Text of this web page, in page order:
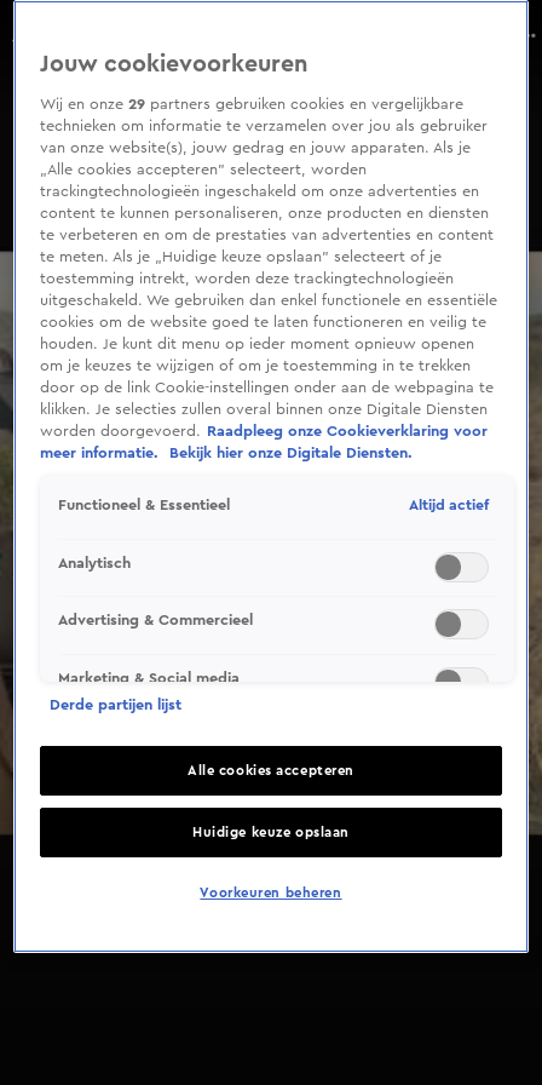
Annechien Steenhuizen deelt beelden van haar rondreis door Afrika
Aflevering 322, Seizoen 2024
of
seconds
Jouw cookievoorkeuren
Wij en onze29 partners gebruiken cookies en vergelijkbare
technieken om informatie te verzamelen over jou als gebruiker
van onze website(s), jouw gedrag en jouw apparaten. Als je
„Alle cookies accepteren” selecteert, worden
trackingtechnologieën ingeschakeld om onze advertenties en
content te kunnen personaliseren, onze producten en diensten
te verbeteren en om de prestaties van advertenties en content
te meten. Als je „Huidige keuze opslaan” selecteert of je
toestemming intrekt, worden deze trackingtechnologieën
uitgeschakeld. We gebruiken dan enkel functionele en essentiële
cookies om de website goed te laten functioneren en veilig te
houden. Je kunt dit menu op ieder moment opnieuw openen
om je keuzes te wijzigen of om je toestemming in te trekken
door op de link Cookie-instellingen onder aan de webpagina te
klikken. Je selecties zullen overal binnen onze Digitale Diensten
worden doorgevoerd.
Raadpleeg onze Cookieverklaring voor
meer informatie.
Bekijk hier onze Digitale Diensten.
Functioneel & Essentieel Altijd actief
Analytisch
Advertising & Commercieel
Marketing & Social media
Derde partijen lijst
Alle cookies accepteren
Huidige keuze opslaan
Voorkeuren beheren